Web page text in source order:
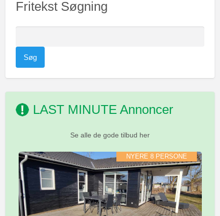
Fritekst Søgning
ø
e
LAST MINUTE Annoncer
Se alle de gode tilbud her
NYERE 8 PERSONE